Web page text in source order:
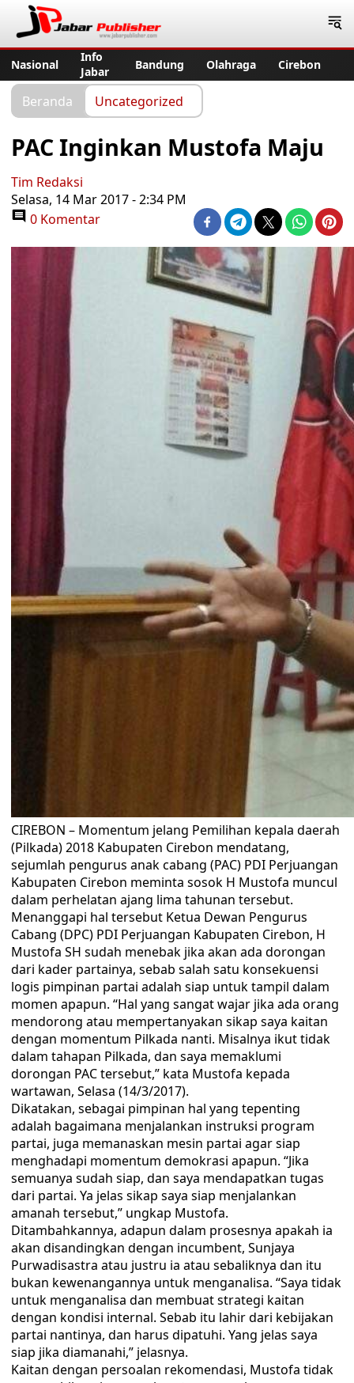
Nasional
Info
Jabar
Bandung Olahraga Cirebon
Beranda Uncategorized
PAC Inginkan Mustofa Maju
Tim Redaksi
Selasa, 14 Mar 2017 - 2:34 PM
0 Komentar
​CIREBON – Momentum jelang Pemilihan kepala daerah
(Pilkada) 2018 Kabupaten Cirebon mendatang,
sejumlah pengurus anak cabang (PAC) PDI Perjuangan
Kabupaten Cirebon meminta sosok H Mustofa muncul
dalam perhelatan ajang lima tahunan tersebut.
Menanggapi hal tersebut Ketua Dewan Pengurus
Cabang (DPC) PDI Perjuangan Kabupaten Cirebon, H
Mustofa SH sudah menebak jika akan ada dorongan
dari kader partainya, sebab salah satu konsekuensi
logis pimpinan partai adalah siap untuk tampil dalam
momen apapun. “Hal yang sangat wajar jika ada orang
mendorong atau mempertanyakan sikap saya kaitan
dengan momentum Pilkada nanti. Misalnya ikut tidak
dalam tahapan Pilkada, dan saya memaklumi
dorongan PAC tersebut,” kata Mustofa kepada
wartawan, Selasa (14/3/2017).
Dikatakan, sebagai pimpinan hal yang tepenting
adalah bagaimana menjalankan instruksi program
partai, juga memanaskan mesin partai agar siap
menghadapi momentum demokrasi apapun. “Jika
semuanya sudah siap, dan saya mendapatkan tugas
dari partai. Ya jelas sikap saya siap menjalankan
amanah tersebut,” ungkap Mustofa.
Ditambahkannya, adapun dalam prosesnya apakah ia
akan disandingkan dengan incumbent, Sunjaya
Purwadisastra atau justru ia atau sebaliknya dan itu
bukan kewenangannya untuk menganalisa. “Saya tidak
untuk menganalisa dan membuat strategi kaitan
dengan kondisi internal. Sebab itu lahir dari kebijakan
partai nantinya, dan harus dipatuhi. Yang jelas saya
siap jika diamanahi,” jelasnya.
Kaitan dengan persoalan rekomendasi, Mustofa tidak